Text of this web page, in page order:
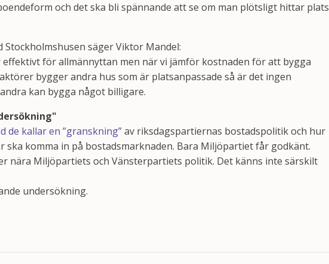
och det ska bli spännande att se om man plötsligt hittar plats
säger Viktor Mandel:
för allmännyttan men när vi jämför kostnaden för att bygga
bygger andra hus som är platsanpassade så är det ingen
kan bygga något billigare.
de kallar en ”granskning”av riksdagspartiernas bostadspolitik och hur
komma in på bostadsmarknaden. Bara Miljöpartiet får godkänt.
nära Miljöpartiets och Vänsterpartiets politik. Det känns inte särskilt
undersökning.